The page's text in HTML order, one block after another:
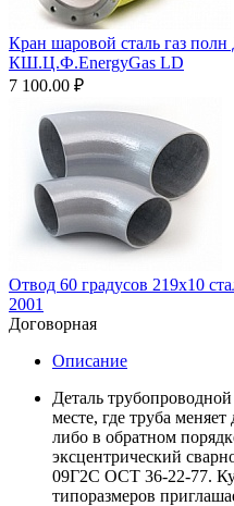
Кран шаровой сталь газ
КШ.Ц.Ф.EnergyGas LD
7 100.00 ₽
Отвод 60 градусов 219х10
2001
Договорная
Описание
Деталь
месте, где труба
либо в обратном
эксцентрический
09Г2С ОСТ 36-22-77.
типоразмеров